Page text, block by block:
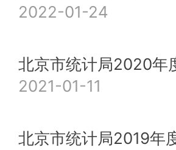
2022-01-24
北京市统计局2020年
2021-01-11
北京市统计局2019年